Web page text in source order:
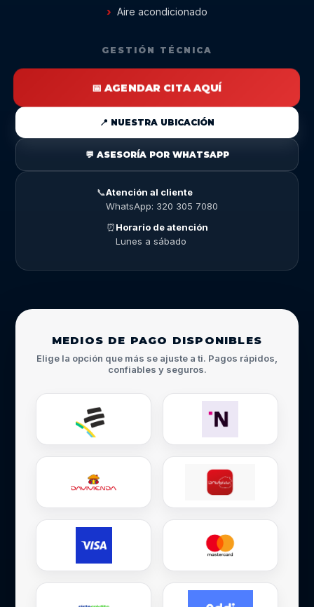
Aire acondicionado
GESTIÓN TÉCNICA
📅 AGENDAR CITA AQUÍ
📍 NUESTRA UBICACIÓN
💬 ASESORÍA POR WHATSAPP
📞Atención al cliente
WhatsApp: 320 305 7080
⏰Horario de atención
Lunes a sábado
MEDIOS DE PAGO DISPONIBLES
Elige la opción que más se ajuste a ti. Pagos rápidos,
confiables y seguros.